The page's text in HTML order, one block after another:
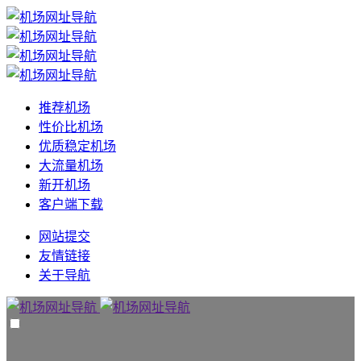
推荐机场
性价比机场
优质稳定机场
大流量机场
新开机场
客户端下载
网站提交
友情链接
关于导航